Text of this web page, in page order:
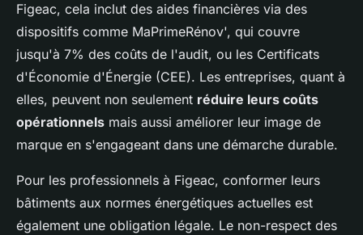
Figeac, cela inclut des aides financières via des
dispositifs comme MaPrimeRénov', qui couvre
jusqu'à 7% des coûts de l'audit, ou les Certificats
d'Économie d'Énergie (CEE). Les entreprises, quant à
elles, peuvent non seulement réduire leurs coûts
opérationnels mais aussi améliorer leur image de
marque en s'engageant dans une démarche durable.
Pour les professionnels à Figeac, conformer leurs
bâtiments aux normes énergétiques actuelles est
également une obligation légale. Le non-respect des